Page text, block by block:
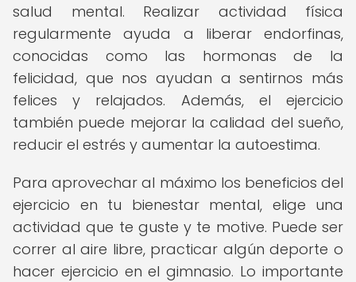
salud mental. Realizar actividad física
regularmente ayuda a liberar endorfinas,
conocidas como las hormonas de la
felicidad, que nos ayudan a sentirnos más
felices y relajados. Además, el ejercicio
también puede mejorar la calidad del sueño,
reducir el estrés y aumentar la autoestima.
Para aprovechar al máximo los beneficios del
ejercicio en tu bienestar mental, elige una
actividad que te guste y te motive. Puede ser
correr al aire libre, practicar algún deporte o
hacer ejercicio en el gimnasio. Lo importante